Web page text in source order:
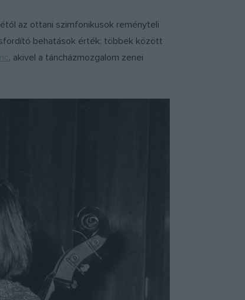
az ottani szimfonikusok reményteli
behatások érték: többek között
, akivel a táncházmozgalom zenei